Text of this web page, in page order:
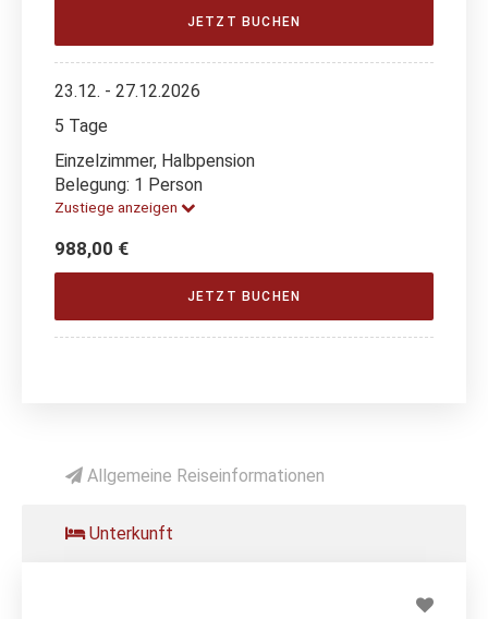
JETZT BUCHEN
23.12. - 27.12.2026
5 Tage
Einzelzimmer, Halbpension
Belegung: 1 Person
Zustiege anzeigen
988,00 €
JETZT BUCHEN
Allgemeine Reiseinformationen
Unterkunft